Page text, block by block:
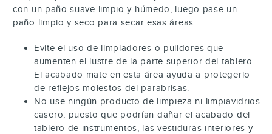
con un paño suave limpio y húmedo, luego pase un
paño limpio y seco para secar esas áreas.
Evite el uso de limpiadores o pulidores que
aumenten el lustre de la parte superior del tablero.
El acabado mate en esta área ayuda a protegerlo
de reflejos molestos del parabrisas.
No use ningún producto de limpieza ni limpiavidrios
casero, puesto que podrían dañar el acabado del
tablero de instrumentos, las vestiduras interiores y